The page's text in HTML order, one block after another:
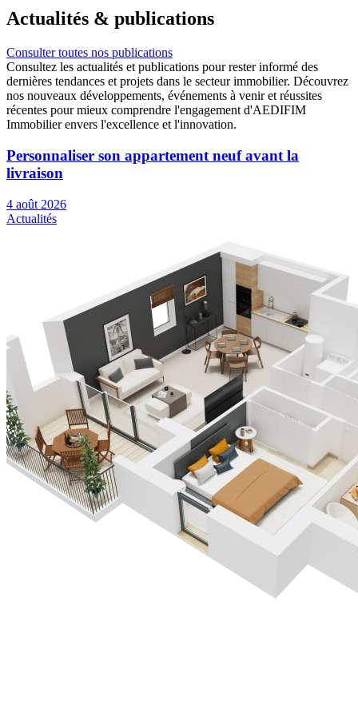
Actualités & publications
Consulter toutes nos publications
Consultez les actualités et publications pour rester informé des
dernières tendances et projets dans le secteur immobilier. Découvrez
nos nouveaux développements, événements à venir et réussites
récentes pour mieux comprendre l'engagement d'AEDIFIM
Immobilier envers l'excellence et l'innovation.
Personnaliser son appartement neuf avant la
livraison
4 août 2026
Actualités